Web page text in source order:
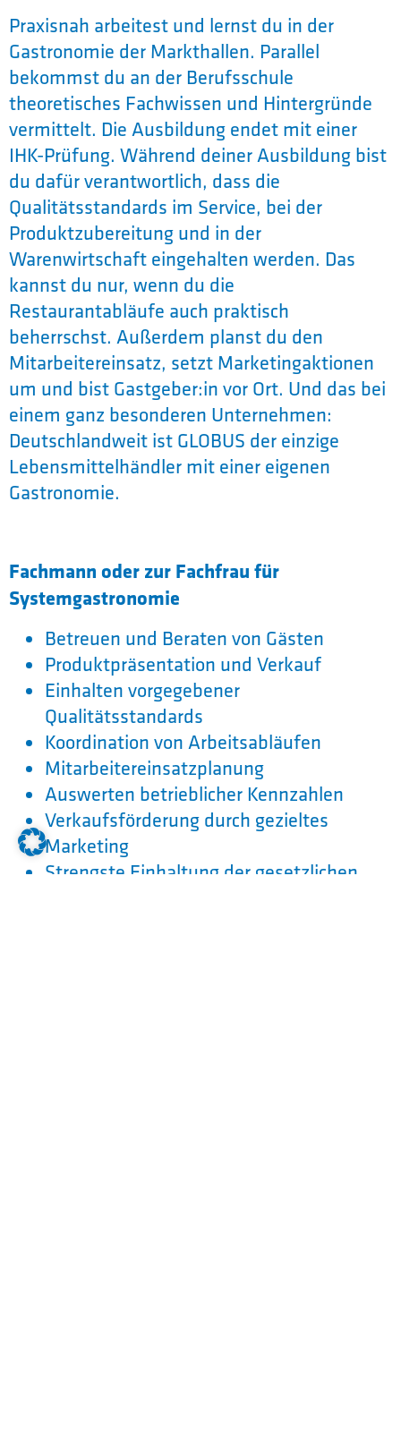
Praxisnah arbeitest und lernst du in der
Gastronomie der Markthallen. Parallel
bekommst du an der Berufsschule
theoretisches Fachwissen und Hintergründe
vermittelt. Die Ausbildung endet mit einer
IHK-Prüfung. Während deiner Ausbildung bist
du dafür verantwortlich, dass die
Qualitätsstandards im Service, bei der
Produktzubereitung und in der
Warenwirtschaft eingehalten werden. Das
kannst du nur, wenn du die
Restaurantabläufe auch praktisch
beherrschst. Außerdem planst du den
Mitarbeitereinsatz, setzt Marketingaktionen
um und bist Gastgeber:in vor Ort. Und das bei
einem ganz besonderen Unternehmen:
Deutschlandweit ist GLOBUS der einzige
Lebensmittelhändler mit einer eigenen
Gastronomie.
Fachmann oder zur Fachfrau für
Systemgastronomie
Betreuen und Beraten von Gästen
Produktpräsentation und Verkauf
Einhalten vorgegebener
Qualitätsstandards
Koordination von Arbeitsabläufen
Mitarbeitereinsatzplanung
Auswerten betrieblicher Kennzahlen
Verkaufsförderung durch gezieltes
Marketing
Strengste Einhaltung der gesetzlichen